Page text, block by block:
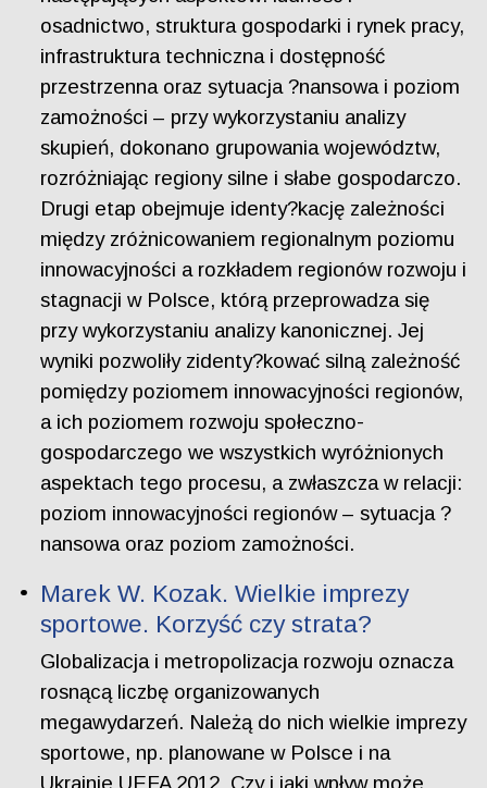
osadnictwo, struktura gospodarki i rynek pracy,
infrastruktura techniczna i dostępność
przestrzenna oraz sytuacja ?nansowa i poziom
zamożności – przy wykorzystaniu analizy
skupień, dokonano grupowania województw,
rozróżniając regiony silne i słabe gospodarczo.
Drugi etap obejmuje identy?kację zależności
między zróżnicowaniem regionalnym poziomu
innowacyjności a rozkładem regionów rozwoju i
stagnacji w Polsce, którą przeprowadza się
przy wykorzystaniu analizy kanonicznej. Jej
wyniki pozwoliły zidenty?kować silną zależność
pomiędzy poziomem innowacyjności regionów,
a ich poziomem rozwoju społeczno-
gospodarczego we wszystkich wyróżnionych
aspektach tego procesu, a zwłaszcza w relacji:
poziom innowacyjności regionów – sytuacja ?
nansowa oraz poziom zamożności.
Marek W. Kozak. Wielkie imprezy
sportowe. Korzyść czy strata?
Globalizacja i metropolizacja rozwoju oznacza
rosnącą liczbę organizowanych
megawydarzeń. Należą do nich wielkie imprezy
sportowe, np. planowane w Polsce i na
Ukrainie UEFA 2012. Czy i jaki wpływ może